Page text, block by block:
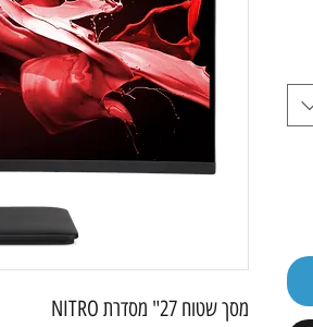
מסך שטוח 27" מסדרת NITRO